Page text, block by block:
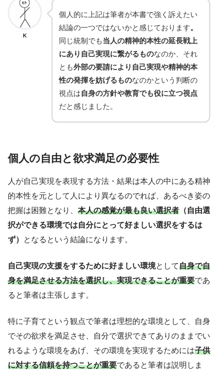
K
個人的に上記は筆者が本書で強く訴えたい
結論の一つではないかと感じております。
同じ統制でも当人の精神的本性の延長戦上
にあり自己実現に繋がるものなのか、それ
とも外部の要請により自己実現や精神的本
性の発揮を妨げるものなのかという判断の
視点は自身の方針や教育でも役に立つ視点
だと感じました。
個人の自由と欲求満足の必要性
人が自己実現を表現する方法・結果は本人の中にある精神
的本性を元として人により異なるのでれば、あるべき姿の
把握は困難となり、 本人の感覚が最も良い選択者 （自由選
択ができる環境では自分にとって好ましい選択をするは
ず）
となるという結論になります。
自己実現の支援をするために好ましい環境として自身で自
身を満足させる方法を選択し、実現できることが重要であ
ると筆者は主張します。
特に子育てという観点で筆者は理想的な環境として、自身
でその欲求を満足させ、自分で選択できてありのままでい
れるような環境をあげ、その環境を実現するためには子供
に対する信頼を持つことが重要であると筆者は説明しま